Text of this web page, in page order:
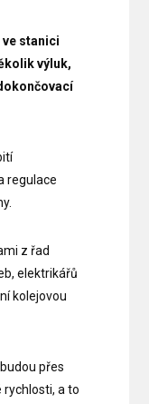
ve stanici
výluk,
regulace
z řad
elektrikářů
kolejovou
přes
rychlosti, a to